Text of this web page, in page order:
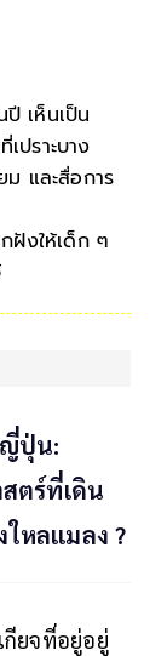
เห็นเป็น
ปราะบาง
และสื่อการ
ฝังให้เด็ก ๆ
ญี่ปุ่น:
ตร์ที่เดิน
หลแมลง ?
กียจที่อยู่อยู่